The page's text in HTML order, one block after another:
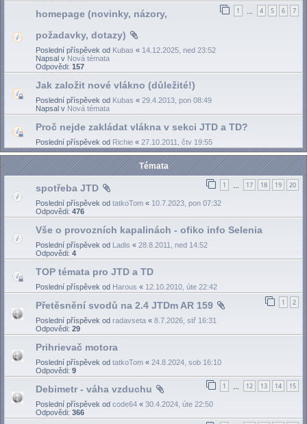
1 4 5 6 7
homepage (novinky, názory,
požadavky, dotazy)
Poslední příspěvek od Kubas « 14.12.2025, ned 23:52
Napsal v Nová témata
Odpovědi: 157
Jak založit nové vlákno (důležité!)
Poslední příspěvek od Kubas « 29.4.2013, pon 08:49
Napsal v Nová témata
Proč nejde zakládat vlákna v sekci JTD a TD?
Poslední příspěvek od Richie « 27.10.2011, čtv 19:55
Témata
1 17 18 19 20
spotřeba JTD
Poslední příspěvek od tatkoTom « 10.7.2023, pon 07:32
Odpovědi: 476
Vše o provozních kapalinách - ofiko info Selenia
Poslední příspěvek od Ladis « 28.8.2011, ned 14:52
Odpovědi: 4
TOP témata pro JTD a TD
Poslední příspěvek od Harous « 12.10.2010, úte 22:42
1 2
Přetěsnění svodů na 2.4 JTDm AR 159
Poslední příspěvek od radavseta « 8.7.2026, stř 16:31
Odpovědi: 29
Prihrievač motora
Poslední příspěvek od tatkoTom « 24.8.2024, sob 16:10
Odpovědi: 9
1 12 13 14 15
Debimetr - váha vzduchu
Poslední příspěvek od code64 « 30.4.2024, úte 22:50
Odpovědi: 366